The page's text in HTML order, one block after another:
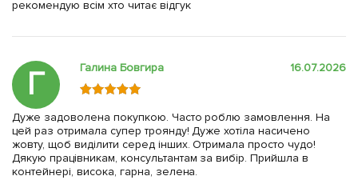
рекомендую всім хто читає відгук
Г Галина Бовгира 16.07.2026
Дуже задоволена покупкою. Часто роблю замовлення. На
цей раз отримала супер троянду! Дуже хотіла насичено
жовту, щоб виділити серед інших. Отримала просто чудо!
Дякую працівникам, консультантам за вибір. Прийшла в
контейнері, висока, гарна, зелена.